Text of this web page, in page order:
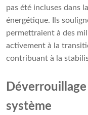
pas été incluses dans
énergétique. Ils
permettraient à des
activement à la
contribuant à la
système